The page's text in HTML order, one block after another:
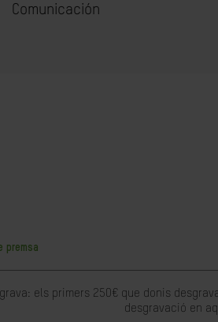
Comunicación
premsa
els primers 250€ que donis
desgravació en